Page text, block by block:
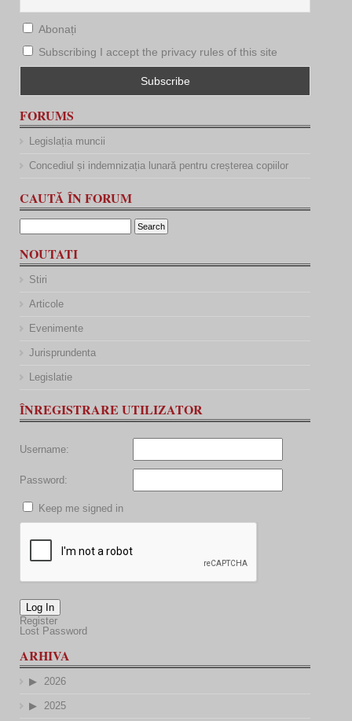
Abonați
Subscribing I accept the privacy rules of this site
FORUMS
Legislația muncii
Concediul și indemnizația lunară pentru creșterea copiilor
CAUTĂ ÎN FORUM
NOUTATI
Stiri
Articole
Evenimente
Jurisprundenta
Legislatie
ÎNREGISTRARE UTILIZATOR
Username:
Password:
Keep me signed in
Log In
Register
Lost Password
ARHIVA
2026
2025